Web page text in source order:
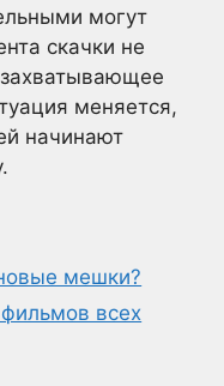
могут
скачки не
меняется,
начинают
мешки?
всех